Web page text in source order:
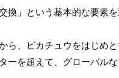
換」という基本的な要素
ら、ピカチュウをはじめ
ーを超えて、グローバルな